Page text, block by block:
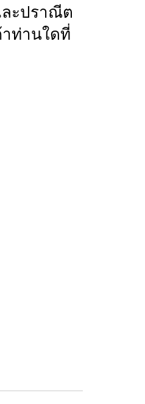
ละปราณีต
ท่านใดที่